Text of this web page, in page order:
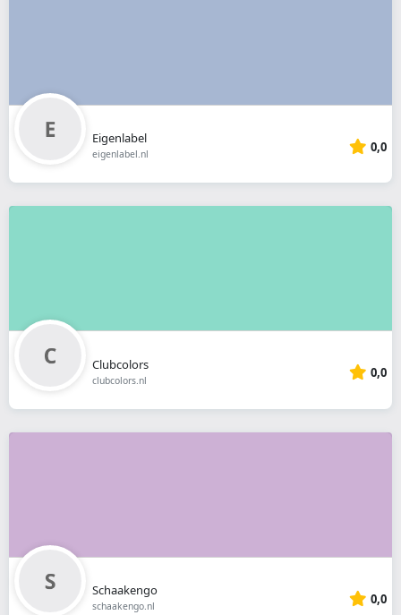
Eigenlabel
eigenlabel.nl 0,0
Clubcolors
clubcolors.nl 0,0
Schaakengo
schaakengo.nl 0,0